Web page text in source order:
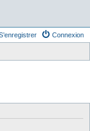
Connexion